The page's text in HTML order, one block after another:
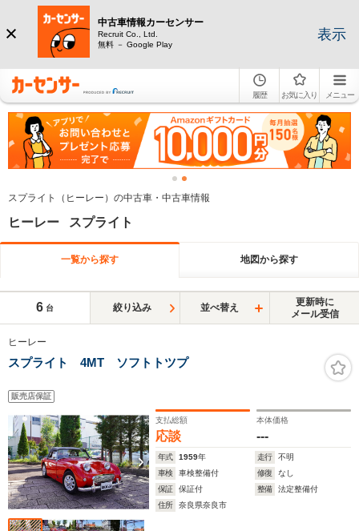
中古車情報カーセンサー
Recruit Co., Ltd.
無料 － Google Play
表示
履歴 お気に入り メニュー
スプライト（ヒーレー）の中古車・中古車情報
ヒーレー スプライト
一覧から探す 地図から探す
6 台 絞り込み 並べ替え
更新時に
メール受信
ヒーレー
スプライト 4MT ソフトトツプ
販売店保証
支払総額
応談
本体価格
---
年式 1959年 走行
不明
車検
車検整備付 修復
なし
保証
保証付 整備
法定整備付
住所
奈良県奈良市